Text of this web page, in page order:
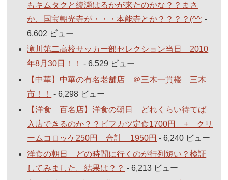
もキムタクと綾瀬はるかが来たのかな？？まさ
か、国宝朝光寺が・・・本能寺とか？？？？(^^; -
6,602 ビュー
滝川第二高校サッカー部セレクション当日 2010
年8月30日！！
- 6,529 ビュー
【中華】中華の有名老舗店 ＠三木一貫楼 三木
市！！
- 6,298 ビュー
【洋食 百名店】洋食の朝日 どれくらい待てば
入店できるのか？？ビフカツ定食1700円 + クリ
ームコロッケ250円 合計 1950円 - 6,240 ビュー
洋食の朝日 どの時間に行くのが行列短い？検証
してみました。結果は？？ - 6,213 ビュー